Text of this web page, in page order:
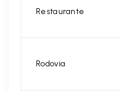
Restaurante
Rodovia